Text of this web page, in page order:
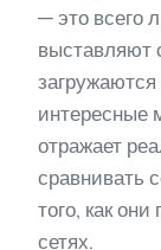
— это всего
выставляют
интересные
отражает
сравнивать
того, как
сетях.